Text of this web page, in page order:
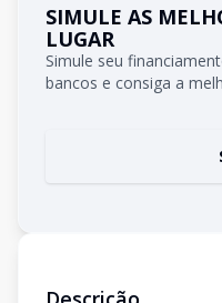
SIMULE AS
LUGAR
Simule seu
bancos e consiga a